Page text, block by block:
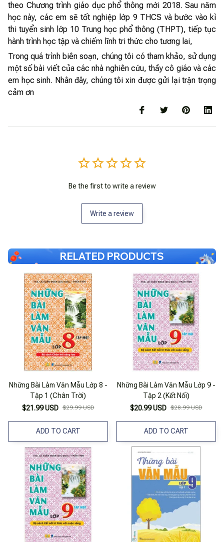
theo Chương trình giáo dục phổ thông mới 2018. Sau năm
học này, các em sẽ tốt nghiệp lớp 9 THCS và bước vào kì
thi tuyển sinh lớp 10 Trung học phổ thông (THPT), tiếp tục
hành trình học tập và chiếm lĩnh tri thức cho tương lai,
Trong quá trình biên soạn, chúng tôi có tham khảo, sử dụng
một số bài viết của các nhà nghiên cứu, thầy cô giáo và các
em học sinh. Nhân đây, chúng tôi xin được gửi lại trận trọng
cảm ơn
Be the first to write a review
Write a review
RELATED PRODUCTS
Những Bài Làm Văn Mẫu Lớp 8 -
Tập 1 (Chân Trời)
$21.99 USD $29.99 USD
ADD TO CART
Những Bài Làm Văn Mẫu Lớp 9 -
Tập 2 (Kết Nối)
$20.99 USD $28.99 USD
ADD TO CART